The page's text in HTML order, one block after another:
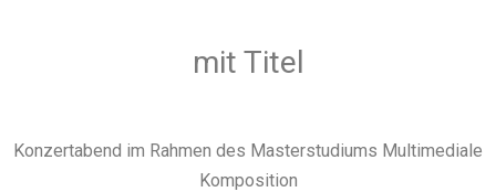
mit Titel
Konzertabend im Rahmen des Masterstudiums Multimediale
Komposition